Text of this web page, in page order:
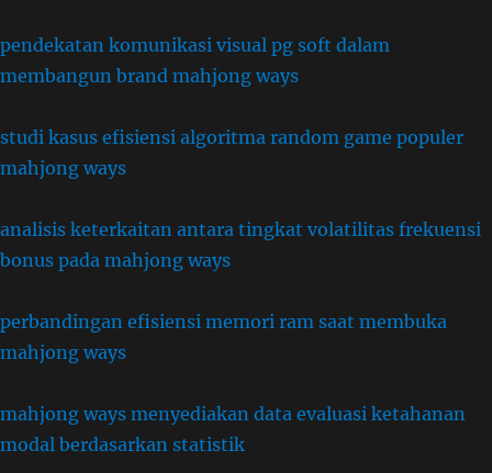
pendekatan komunikasi visual pg soft dalam
membangun brand mahjong ways
studi kasus efisiensi algoritma random game populer
mahjong ways
analisis keterkaitan antara tingkat volatilitas frekuensi
bonus pada mahjong ways
perbandingan efisiensi memori ram saat membuka
mahjong ways
mahjong ways menyediakan data evaluasi ketahanan
modal berdasarkan statistik